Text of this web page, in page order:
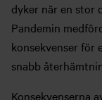
dyker när en stor
Pandemin
konsekvenser för
snabb
Konsekvenserna